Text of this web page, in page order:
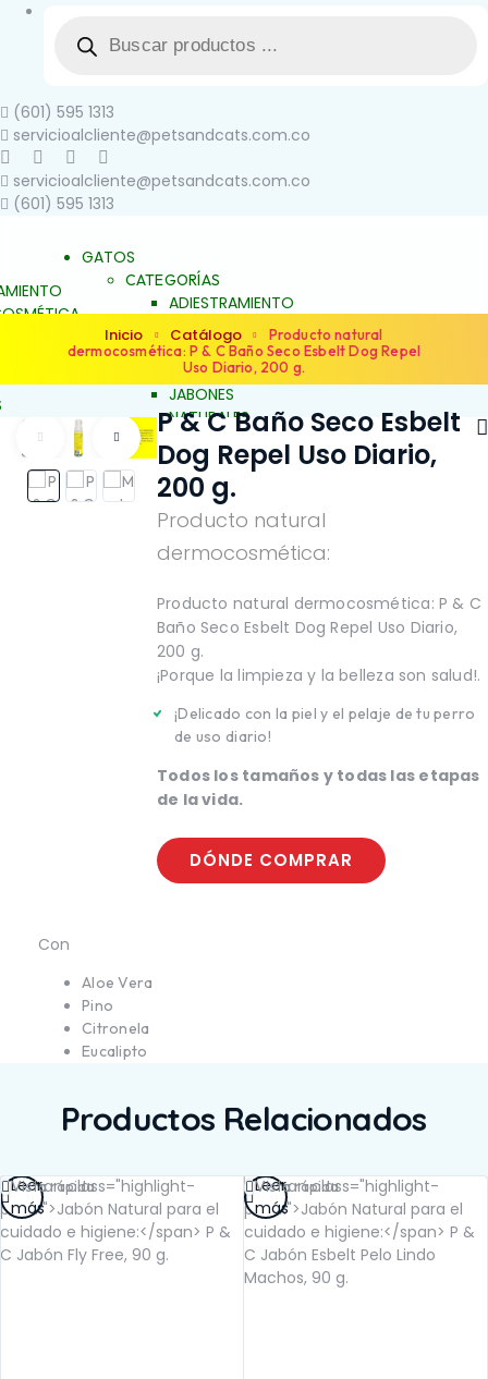
(601) 595 1313
servicioalcliente@petsandcats.com.co
servicioalcliente@petsandcats.com.co
(601) 595 1313
FLORALES
GATOS
CATEGORÍAS
ADIESTRAMIENTO
DERMOCOSMÉTICA
SALUD Y BIENESTAR
JALEAS
JABONES
NATURALES
ESENCIAS FLORALES
PRODUCTOS PARA
ALERGIAS
ARTICULACIONES Y
MÚSCULOS
BELLEZA Y LIMPIEZA
COMPORTAMIENTO
CONTROL DE PESO
PIEL Y PELAJE
REPELENTE
SALUD BUCAL
SALUD DIGESTIVA
SALUD INTERNA
INMUNOLÓGICA
SALUD RENAL
FAMILIAS
Inicio Catálogo
Producto natural
dermocosmética: P & C Baño Seco Esbelt Dog Repel
Uso Diario, 200 g.
Producto natural
dermocosmética:
P & C Baño Seco Esbelt
Dog Repel Uso Diario,
200 g.
Producto natural dermocosmética: P & C
Baño Seco Esbelt Dog Repel Uso Diario,
200 g.
¡Porque la limpieza y la belleza son salud!.
¡Delicado con la piel y el pelaje de tu perro
de uso diario!
Todos los tamaños y todas las etapas
de la vida.
DÓNDE COMPRAR
Con
Aloe Vera
Pino
Citronela
Eucalipto
Productos Relacionados
Vista rápida
Leer
más
Vista rápida
Leer
más